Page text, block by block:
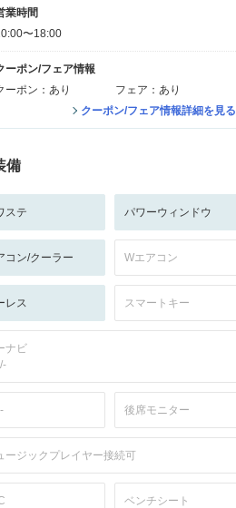
業時間
〜18:00
ーポン/フェア情報
ーポン：あり
フェア：あり
クーポン/フェア情報詳細を見る
備
ステ パワーウィンドウ
コン/クーラー Wエアコン
レス スマートキー
ナビ
後席モニター
ージックプレイヤー接続可
ベンチシート